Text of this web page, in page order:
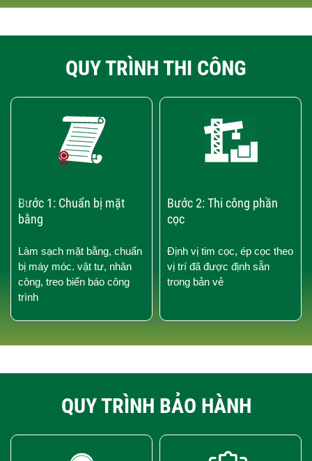
QUY TRÌNH THI CÔNG
Bước 1: Chuẩn bị mặt
bằng
Làm sạch mặt bằng, chuẩn
bị máy móc. vật tư, nhân
công, treo biển báo công
trình
Bước 2: Thi công phần
cọc
Định vị tim cọc, ép cọc theo
vị trí đã được định sẵn
trong bản vẻ
›
‹
QUY TRÌNH BẢO HÀNH